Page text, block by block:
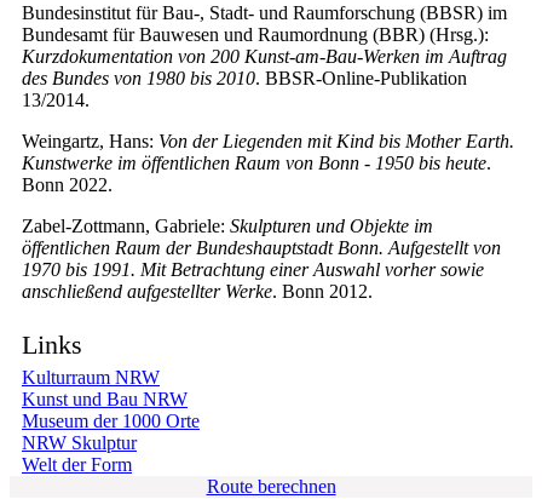
Bundesinstitut für Bau-, Stadt- und Raumforschung (BBSR) im
Bundesamt für Bauwesen und Raumordnung (BBR) (Hrsg.):
Kurzdokumentation von 200 Kunst-am-Bau-Werken im Auftrag
des Bundes von 1980 bis 2010. BBSR-Online-Publikation
13/2014.
Weingartz, Hans: Von der Liegenden mit Kind bis Mother Earth.
Kunstwerke im öffentlichen Raum von Bonn - 1950 bis heute.
Bonn 2022.
Zabel-Zottmann, Gabriele: Skulpturen und Objekte im
öffentlichen Raum der Bundeshauptstadt Bonn. Aufgestellt von
1970 bis 1991. Mit Betrachtung einer Auswahl vorher sowie
anschließend aufgestellter Werke. Bonn 2012.
Links
Kulturraum NRW
Kunst und Bau NRW
Museum der 1000 Orte
NRW Skulptur
Welt der Form
Route berechnen